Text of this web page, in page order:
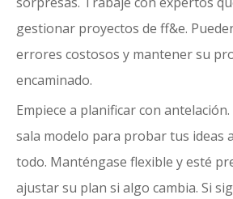
gestionar proyectos de ff&e.
errores costosos y mantener su
encaminado.
Empiece a planificar con
sala modelo para probar tus ideas
todo. Manténgase flexible y esté
ajustar su plan si algo cambia. Si